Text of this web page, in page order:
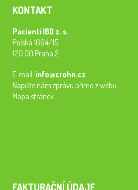
KONTAKT
Pacienti IBD z. s.
Polská 1664/15
120 00 Praha 2
E-mail: info@crohn.cz
Napište nám zprávu přímo z webu
Mapa stránek
FAKTURAČNÍ ÚDAJE